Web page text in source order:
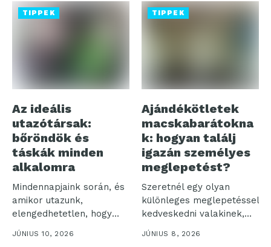
TIPPEK
Az ideális
utazótársak:
bőröndök és
táskák minden
alkalomra
Mindennapjaink során, és
amikor utazunk,
elengedhetetlen, hogy
legyen egy megbízható
táskánk vagy...
JÚNIUS 10, 2026
TIPPEK
Ajándékötletek
macskabarátokna
k: hogyan találj
igazán személyes
meglepetést?
Szeretnél egy olyan
különleges meglepetéssel
kedveskedni valakinek,
aki rajong a cicákért?
JÚNIUS 8, 2026